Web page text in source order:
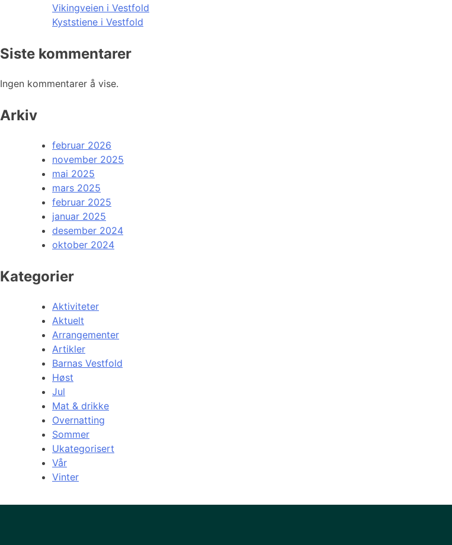
Vikingveien i Vestfold
Kyststiene i Vestfold
Siste kommentarer
Ingen kommentarer å vise.
Arkiv
februar 2026
november 2025
mai 2025
mars 2025
februar 2025
januar 2025
desember 2024
oktober 2024
Kategorier
Aktiviteter
Aktuelt
Arrangementer
Artikler
Barnas Vestfold
Høst
Jul
Mat & drikke
Overnatting
Sommer
Ukategorisert
Vår
Vinter